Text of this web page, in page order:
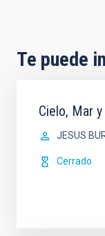
Te puede
Cielo, Mar
JESUS
Cerrado